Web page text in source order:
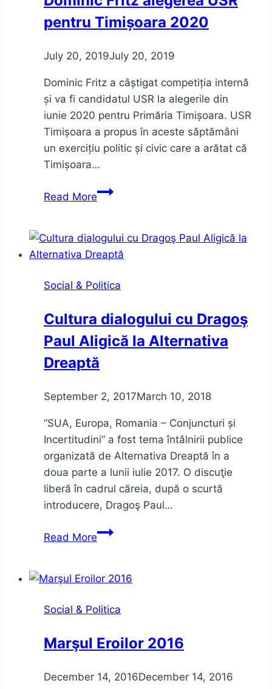
pentru Timișoara 2020
July 20, 2019July 20, 2019
Dominic Fritz a câștigat competiția internă
și va fi candidatul USR la alegerile din
iunie 2020 pentru Primăria Timișoara. USR
Timișoara a propus în aceste săptămâni
un exercițiu politic și civic care a arătat că
Timișoara…
Read MoreDominic
USR
pentru
2020
Social & Politica
Cultura dialogului cu Dragoş
Paul Aligică la Alternativa
Dreaptă
September 2, 2017March 10, 2018
“SUA, Europa, Romania – Conjuncturi și
Incertitudini” a fost tema întâlnirii publice
organizată de Alternativa Dreaptă în a
doua parte a lunii iulie 2017. O discuţie
liberă în cadrul căreia, după o scurtă
introducere, Dragoş Paul…
Read MoreCultura
Dragoş
Aligică
Alternativa
Social & Politica
Marşul Eroilor 2016
December 14, 2016December 14, 2016